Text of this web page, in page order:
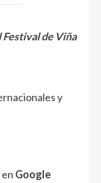
Festival de Viña
y
Google